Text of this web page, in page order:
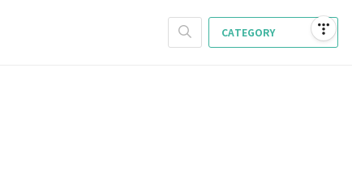
CATEGORY